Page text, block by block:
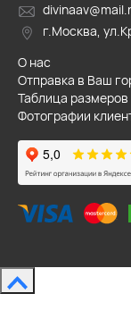
г.Москва,
О нас
Отправка в Ваш
Таблица размеров
Фотографии